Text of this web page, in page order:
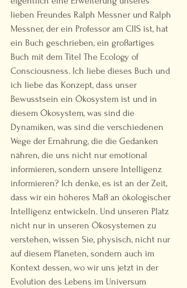
lieben Freundes Ralph Messner und Ralph
Messner, der ein Professor am CIIS ist, hat
ein Buch geschrieben, ein großartiges
Buch mit dem Titel The Ecology of
Consciousness. Ich liebe dieses Buch und
ich liebe das Konzept, dass unser
Bewusstsein ein Ökosystem ist und in
diesem Ökosystem, was sind die
Dynamiken, was sind die verschiedenen
Wege der Ernährung, die die Gedanken
nähren, die uns nicht nur emotional
informieren, sondern unsere Intelligenz
informieren? Ich denke, es ist an der Zeit,
dass wir ein höheres Maß an ökologischer
Intelligenz entwickeln. Und unseren Platz
nicht nur in unseren Ökosystemen zu
verstehen, wissen Sie, physisch, nicht nur
auf diesem Planeten, sondern auch im
Kontext dessen, wo wir uns jetzt in der
Evolution des Lebens im Universum